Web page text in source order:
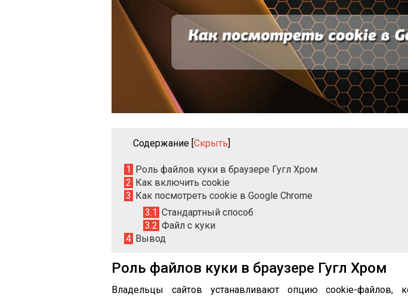
Содержание [Скрыть]
1 Роль файлов куки в браузере Гугл Хром
2 Как включить cookie
3 Как посмотреть cookie в Google Chrome
3.1 Стандартный способ
3.2 Файл с куки
4 Вывод
Роль файлов куки в браузере Гугл Хром
Владельцы сайтов устанавливают опцию cookie-файлов,